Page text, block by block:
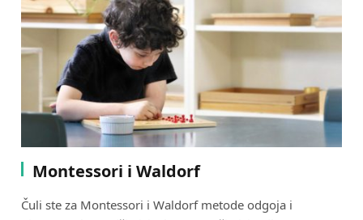
Montessori i Waldorf
Čuli ste za Montessori i Waldorf metode odgoja i